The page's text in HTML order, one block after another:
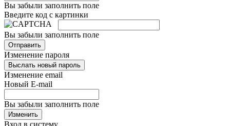
Вы забыли заполнить поле
Введите код с картинки
Вы забыли заполнить поле
Отправить
Изменение пароля
Выслать новый пароль
Изменение email
Новый E-mail
Вы забыли заполнить поле
Изменить
Вход в систему